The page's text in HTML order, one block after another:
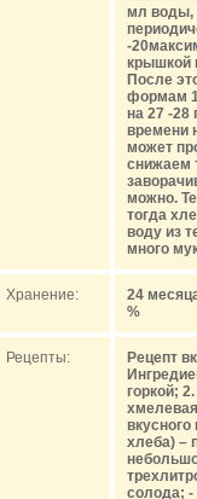
мл воды,
-
крышкой
После
формам
на 27 -28
времени
может
снижаем
можно.
тогда
воду из
много
Хранение:
24
%
Рецепты:
Рецепт
горкой;
вкусного
хлеба) –
солода; -